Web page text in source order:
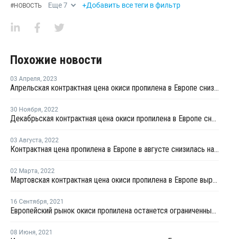
#НОВОСТЬ Еще7 +Добавить все теги в фильтр
Похожие новости
03 Апреля, 2023
Апрельская контрактная цена окиси пропилена в Европе снизилась на EUR32 за тонну
30 Ноября, 2022
Декабрьская контрактная цена окиси пропилена в Европе снизилась на EUR24 за тонну
03 Августа, 2022
Контрактная цена пропилена в Европе в августе снизилась на EUR85 за тонну
02 Марта, 2022
Мартовская контрактная цена окиси пропилена в Европе выросла на EUR76 за тонну
16 Сентября, 2021
Европейский рынок окиси пропилена останется ограниченным в четвертом квартале
08 Июня, 2021